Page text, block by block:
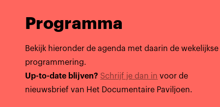
Programma
Bekijk hieronder de agenda met daarin de wekelijkse
programmering.
Up-to-date blijven? Schrijf je dan in voor de
nieuwsbrief van Het Documentaire Paviljoen.